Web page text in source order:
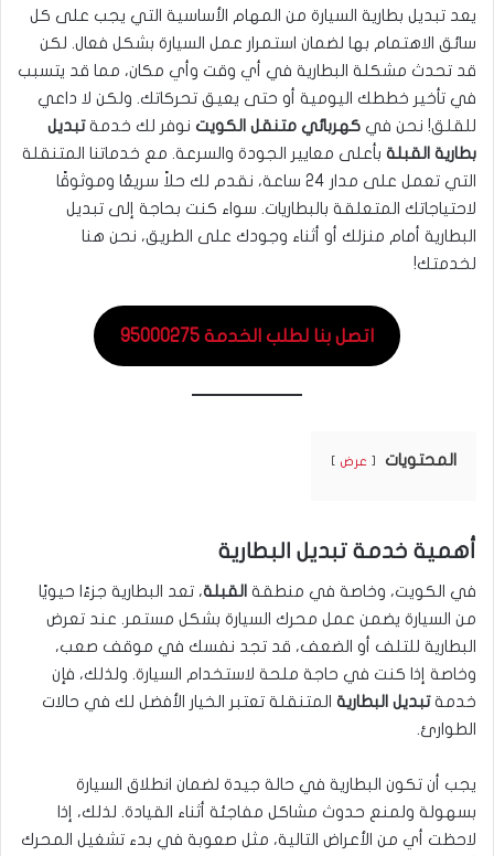
يعد تبديل بطارية السيارة من المهام الأساسية التي يجب على كل
سائق الاهتمام بها لضمان استمرار عمل السيارة بشكل فعال. لكن
قد تحدث مشكلة البطارية في أي وقت وأي مكان، مما قد يتسبب
في تأخير خططك اليومية أو حتى يعيق تحركاتك. ولكن لا داعي
للقلق! نحن في كهربائي متنقل الكويت نوفر لك خدمةتبديل
بطارية القبلة بأعلى معايير الجودة والسرعة. مع خدماتنا المتنقلة
التي تعمل على مدار 24 ساعة، نقدم لك حلاً سريعًا وموثوقًا
لاحتياجاتك المتعلقة بالبطاريات. سواء كنت بحاجة إلى تبديل
البطارية أمام منزلك أو أثناء وجودك على الطريق، نحن هنا
لخدمتك!
اتصل بنا لطلب الخدمة 95000275
المحتويات عرض
أهمية خدمة تبديل البطارية
في الكويت، وخاصة في منطقة القبلة، تعد البطارية جزءًا حيويًا
من السيارة يضمن عمل محرك السيارة بشكل مستمر. عند تعرض
البطارية للتلف أو الضعف، قد تجد نفسك في موقف صعب،
وخاصة إذا كنت في حاجة ملحة لاستخدام السيارة. ولذلك، فإن
خدمةتبديل البطارية المتنقلة تعتبر الخيار الأفضل لك في حالات
الطوارئ.
يجب أن تكون البطارية في حالة جيدة لضمان انطلاق السيارة
بسهولة ولمنع حدوث مشاكل مفاجئة أثناء القيادة. لذلك، إذا
لاحظت أي من الأعراض التالية، مثل صعوبة في بدء تشغيل المحرك